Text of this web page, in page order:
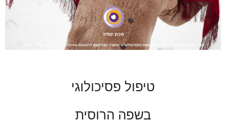
טיפול פסיכולוגי
בשפה הרוסית